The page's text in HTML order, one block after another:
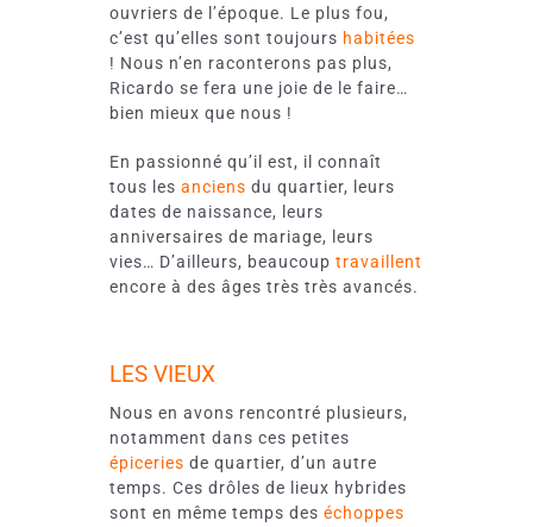
ouvriers de l’époque. Le plus fou,
c’est qu’elles sont toujours habitées
! Nous n’en raconterons pas plus,
Ricardo se fera une joie de le faire…
bien mieux que nous !
En passionné qu’il est, il connaît
tous lesanciens du quartier, leurs
dates de naissance, leurs
anniversaires de mariage, leurs
vies… D’ailleurs, beaucouptravaillent
encore à des âges très très avancés.
LES VIEUX
Nous en avons rencontré plusieurs,
notamment dans ces petites
épiceries de quartier, d’un autre
temps. Ces drôles de lieux hybrides
sont en même temps deséchoppes